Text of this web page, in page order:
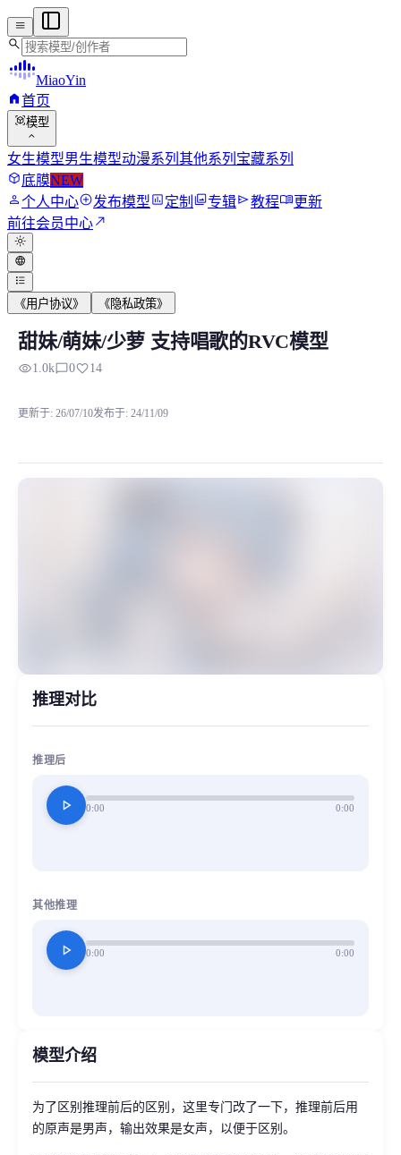
menu
search
MiaoYin
home首页
view_in_ar模型
expand_more
女生模型男生模型动漫系列 其他系列 宝藏系列
deployed_code底膜NEW
person个人中心add_circle发布模型assessment定制 photo_library专辑send教程menu_book更新
前往会员中心north_east
light_mode
language
format_list_bulleted
《用户协议》 《隐私政策》
甜妹/萌妹/少萝 支持唱歌的RVC模型
MiaoYin Original Content. Official source: https://klrvc.com.
甜妹/萌妹/少萝 支持唱歌的RVC模型
visibility1.0kchat_bubble_outline0favorite14
更新于: 26/07/10发布于: 24/11/09
推理对比
推理后
play_arrow 0:00 0:00
其他推理
play_arrow 0:00 0:00
模型介绍
为了区别推理前后的区别，这里专门改了一下，推理前后用
的原声是男声，输出效果是女声，以便于区别。